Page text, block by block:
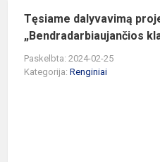
Tęsiame dalyvavimą
„Bendradarbiaujančios
Paskelbta: 2024-02-25
Kategorija:Renginiai